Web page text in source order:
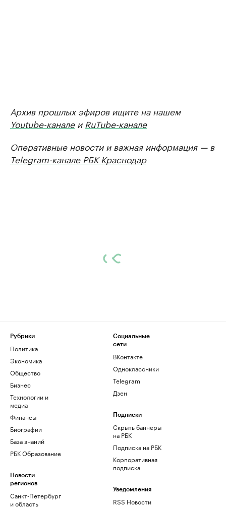
Архив прошлых эфиров ищите на нашем
Youtube-каналеи RuTube-канале
Оперативные новости и важная информация — в
Telegram-канале РБК Краснодар
Рубрики
Политика
Экономика
Общество
Бизнес
Технологии и
медиа
Финансы
Биографии
База знаний
РБК Образование
Новости
регионов
Санкт-Петербург
и область
Социальные
сети
ВКонтакте
Одноклассники
Telegram
Дзен
Подписки
Скрыть баннеры
на РБК
Подписка на РБК
Корпоративная
подписка
Уведомления
RSS Новости